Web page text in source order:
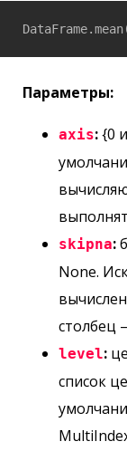
Параметры:
axis:{0
skipna:
None.
столбец
level:
список